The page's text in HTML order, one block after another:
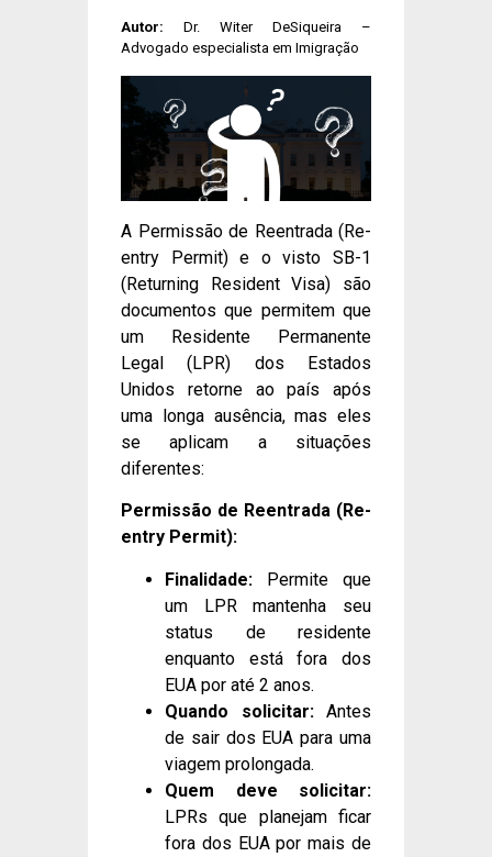
Autor: Dr. Witer DeSiqueira –
Advogado especialista em Imigração
A Permissão de Reentrada (Re-
entry Permit) e o visto SB-1
(Returning Resident Visa) são
documentos que permitem que
um Residente Permanente
Legal (LPR) dos Estados
Unidos retorne ao país após
uma longa ausência, mas eles
se aplicam a situações
diferentes:
Permissão de Reentrada (Re-
entry Permit):
Finalidade: Permite que
um LPR mantenha seu
status de residente
enquanto está fora dos
EUA por até 2 anos.
Quando solicitar:Antes
de sair dos EUA para uma
viagem prolongada.
Quem deve solicitar:
LPRs que planejam ficar
fora dos EUA por mais de